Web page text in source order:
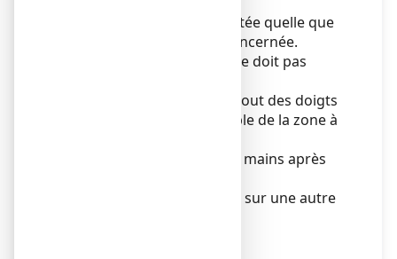
Cette dose doit être respectée quelle que
soit l'étendue de la zone concernée.
La dose journalière totale ne doit pas
Etendre le produit avec le bout des doigts
de façon à couvrir l'ensemble de la zone à
Se laver soigneusement les mains après
Ne pas appliquer le produit sur une autre